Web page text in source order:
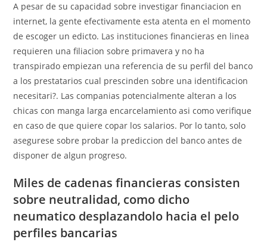
A pesar de su capacidad sobre investigar financiacion en
internet, la gente efectivamente esta atenta en el momento
de escoger un edicto. Las instituciones financieras en linea
requieren una filiacion sobre primavera y no ha
transpirado empiezan una referencia de su perfil del banco
a los prestatarios cual prescinden sobre una identificacion
necesitari?. Las companias potencialmente alteran a los
chicas con manga larga encarcelamiento asi­ como verifique
en caso de que quiere copar los salarios. Por lo tanto, solo
asegurese sobre probar la prediccion del banco antes de
disponer de algun progreso.
Miles de cadenas financieras consisten
sobre neutralidad, como dicho
neumatico desplazandolo hacia el pelo
perfiles bancarias